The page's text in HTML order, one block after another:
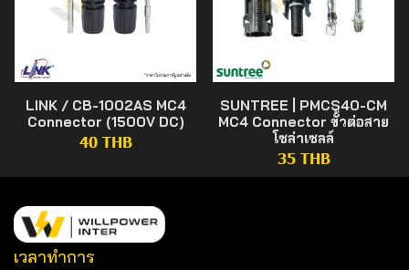
LINK / CB-1002AS MC4
Connector (1500V DC)
40 THB
SUNTREE | PMCS40-CM
MC4 Connector ขั้วต่อสาย
โซล่าเซลล์
35 THB
เวลาทำการ